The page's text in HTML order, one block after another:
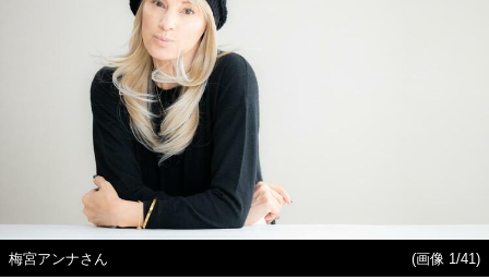
梅宮アンナさん (画像 1/41)